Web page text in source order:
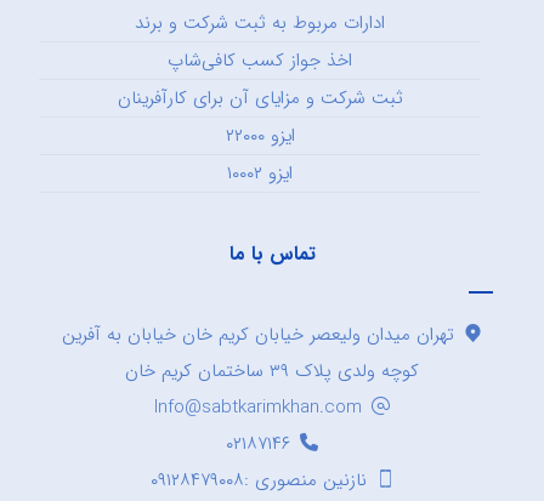
ادارات مربوط به ثبت شرکت و برند
اخذ جواز کسب کافی‌شاپ
ثبت شرکت و مزایای آن برای کارآفرینان
ایزو ۲۲۰۰۰
ایزو ۱۰۰۰۲
تماس با ما
تهران میدان ولیعصر خیابان کریم خان خیابان به آفرین
کوچه ولدی پلاک ۳۹ ساختمان کریم خان
Info@sabtkarimkhan.com
۰۲۱۸۷۱۴۶
نازنین منصوری :۰۹۱۲۸۴۷۹۰۰۸